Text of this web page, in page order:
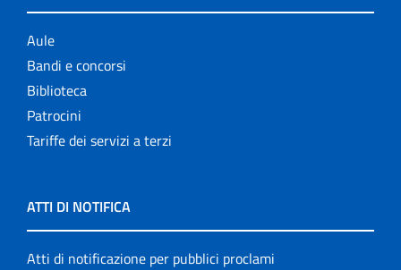
Aule
Bandi e concorsi
Biblioteca
Patrocini
Tariffe dei servizi a terzi
ATTI DI NOTIFICA
Atti di notificazione per pubblici proclami